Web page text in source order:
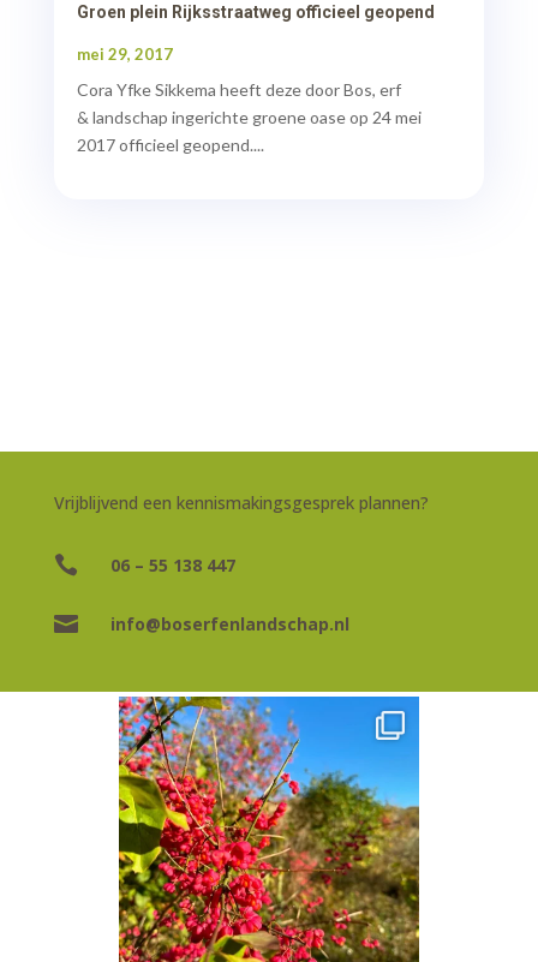
Groen plein Rijksstraatweg officieel geopend
mei 29, 2017
Cora Yfke Sikkema heeft deze door Bos, erf
& landschap ingerichte groene oase op 24 mei
2017 officieel geopend....
Vrijblijvend een kennismakingsgesprek plannen?
 06 – 55 138 447
 info@boserfenlandschap.nl